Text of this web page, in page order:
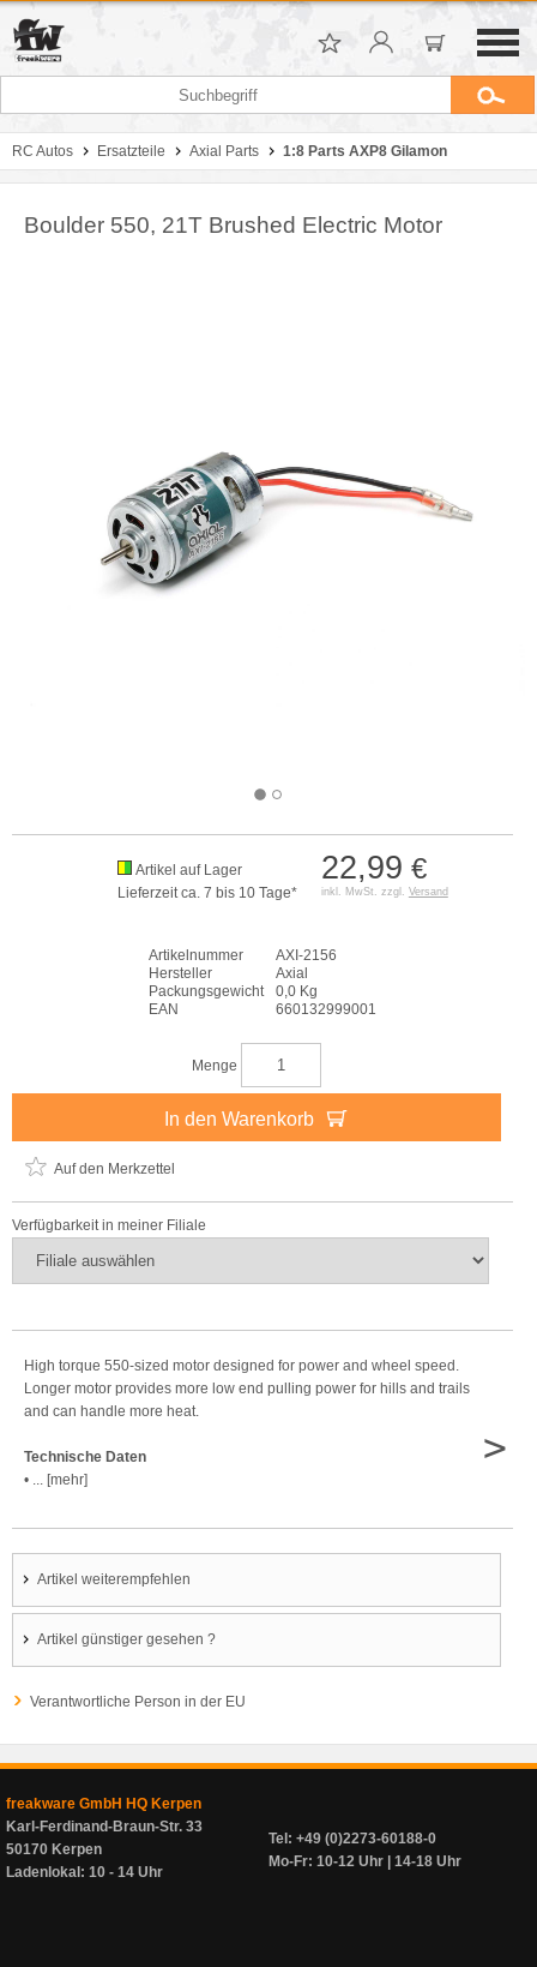
RC Autos Ersatzteile Axial Parts 1:8 Parts AXP8 Gilamon
Boulder 550, 21T Brushed Electric Motor
22,99 €
inkl. MwSt. zzgl. Versand
Artikel auf Lager
Lieferzeit ca. 7 bis 10 Tage*
Artikelnummer
AXI-2156
Hersteller
Axial
Packungsgewicht
0,0 Kg
EAN
660132999001
Menge
In den Warenkorb
Auf den Merkzettel
Verfügbarkeit in meiner Filiale
High torque 550-sized motor designed for power and wheel speed.
Longer motor provides more low end pulling power for hills and trails
and can handle more heat.
Technische Daten
• ... [mehr]
>
Artikel weiterempfehlen
Artikel günstiger gesehen ?
Verantwortliche Person in der EU
freakware GmbH HQ Kerpen
Karl-Ferdinand-Braun-Str. 33
50170 Kerpen
Ladenlokal: 10 - 14 Uhr
Tel: +49 (0)2273-60188-0
Mo-Fr: 10-12 Uhr | 14-18 Uhr